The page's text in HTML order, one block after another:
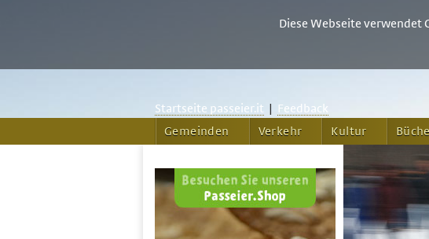
Startseite passeier.it
Feedback
Gemeinden
Verkehr Kultur
Diese Webseite verwendet